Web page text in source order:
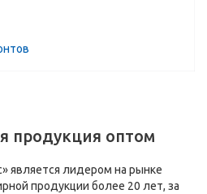
продукция оптом
является лидером на рынке
продукции более 20 лет, за